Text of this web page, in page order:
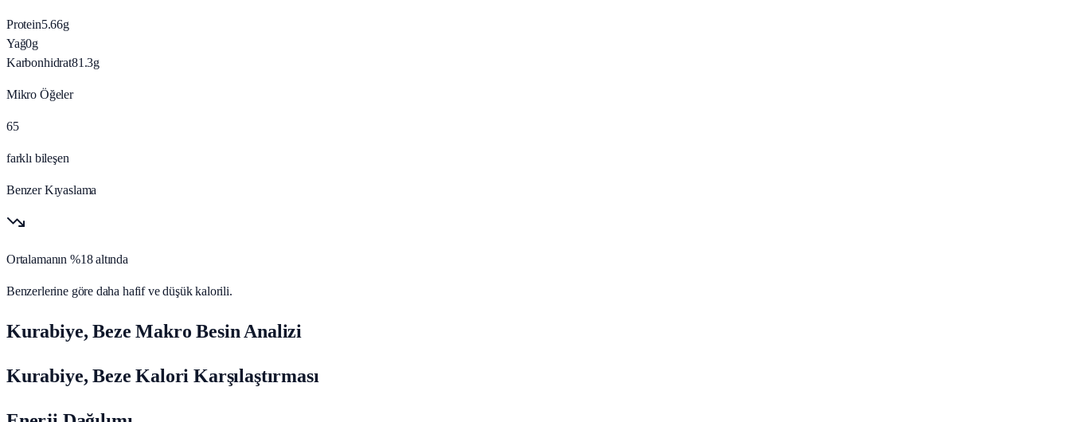
Protein5.66g
Yağ0g
Karbonhidrat81.3g
Mikro Öğeler
65
farklı bileşen
Benzer Kıyaslama
Ortalamanın %18 altında
Benzerlerine göre daha hafif ve düşük kalorili.
Kurabiye, Beze Makro Besin Analizi
Kurabiye, Beze Kalori Karşılaştırması